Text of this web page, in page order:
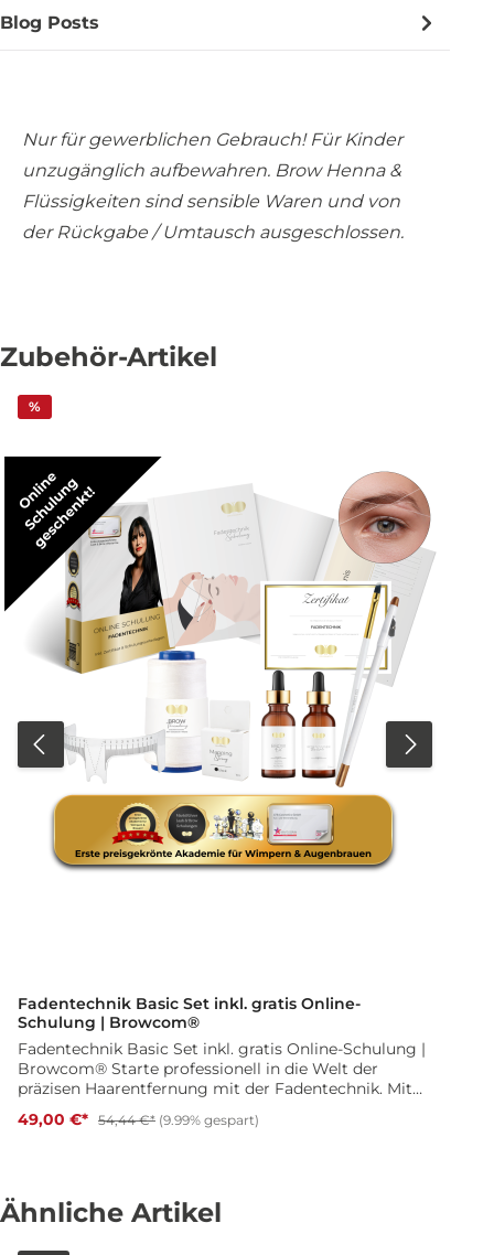
Blog Posts
Nur für gewerblichen Gebrauch! Für Kinder
unzugänglich aufbewahren. Brow Henna &
Flüssigkeiten sind sensible Waren und von
der Rückgabe / Umtausch ausgeschlossen.
Zubehör-Artikel
%
Fadentechnik Basic Set inkl. gratis Online-
Schulung | Browcom®
Fadentechnik Basic Set inkl. gratis Online-Schulung |
Browcom® Starte professionell in die Welt der
präzisen Haarentfernung mit der Fadentechnik. Mit
dem Browcom® Fadentechnik Basic Set erhältst Du
ein optimal abgestimmtes Starter-Set für Deinen
für Anfänger, Quereinsteiger und Beautydienstleister
zusammengestellt und enthält alle wesentlichen
Werkzeuge für eine sichere und saubere Anwendung
49,00 €* 54,44 €* (9.99% gespart)
Ähnliche Artikel